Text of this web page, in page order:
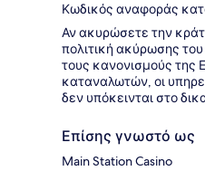
Κωδικός αναφοράς
Αν ακυρώσετε την
πολιτική ακύρωσης
τους κανονισμούς της
καταναλωτών, οι
δεν υπόκεινται στο
Επίσης γνωστό ως
Main Station Casino